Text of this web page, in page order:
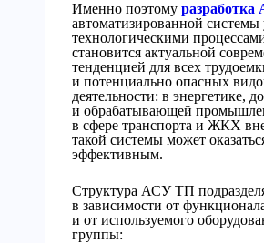
Именно поэтому
автоматизированной системы
технологическими
становится актуальной
тенденцией для всех
и потенциально опасных
деятельности: в энергетике,
и обрабатывающей
в сфере транспорта и ЖКХ
такой системы может
эффективным.
Структура АСУ ТП
в зависимости от
и от используемого
группы: